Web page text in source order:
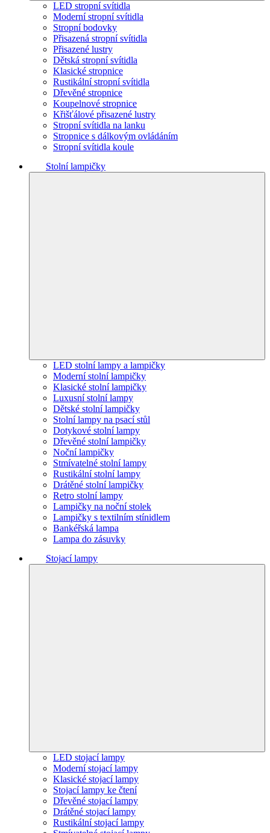
LED stropní svítidla
Moderní stropní svítidla
Stropní bodovky
Přisazená stropní svítidla
Přisazené lustry
Dětská stropní svítidla
Klasické stropnice
Rustikální stropní svítidla
Dřevěné stropnice
Koupelnové stropnice
Křišťálové přisazené lustry
Stropní svítidla na lanku
Stropnice s dálkovým ovládáním
Stropní svítidla koule
Stolní lampičky
LED stolní lampy a lampičky
Moderní stolní lampičky
Klasické stolní lampičky
Luxusní stolní lampy
Dětské stolní lampičky
Stolní lampy na psací stůl
Dotykové stolní lampy
Dřevěné stolní lampičky
Noční lampičky
Stmívatelné stolní lampy
Rustikální stolní lampy
Drátěné stolní lampičky
Retro stolní lampy
Lampičky na noční stolek
Lampičky s textilním stínidlem
Bankéřská lampa
Lampa do zásuvky
Stojací lampy
LED stojací lampy
Moderní stojací lampy
Klasické stojací lampy
Stojací lampy ke čtení
Dřevěné stojací lampy
Drátěné stojací lampy
Rustikální stojací lampy